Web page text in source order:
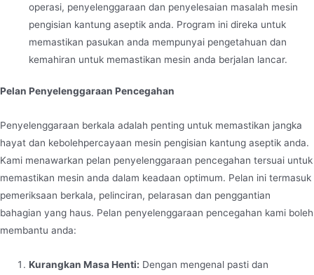
operasi, penyelenggaraan dan penyelesaian masalah mesin
pengisian kantung aseptik anda. Program ini direka untuk
memastikan pasukan anda mempunyai pengetahuan dan
kemahiran untuk memastikan mesin anda berjalan lancar.
Pelan Penyelenggaraan Pencegahan
Penyelenggaraan berkala adalah penting untuk memastikan jangka
hayat dan kebolehpercayaan mesin pengisian kantung aseptik anda.
Kami menawarkan pelan penyelenggaraan pencegahan tersuai untuk
memastikan mesin anda dalam keadaan optimum. Pelan ini termasuk
pemeriksaan berkala, pelinciran, pelarasan dan penggantian
bahagian yang haus. Pelan penyelenggaraan pencegahan kami boleh
membantu anda:
Kurangkan Masa Henti: Dengan mengenal pasti dan